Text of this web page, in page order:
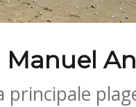
Manuel
principale